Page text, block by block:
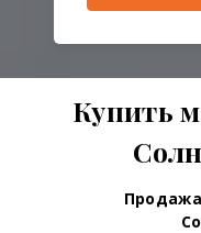
Купить